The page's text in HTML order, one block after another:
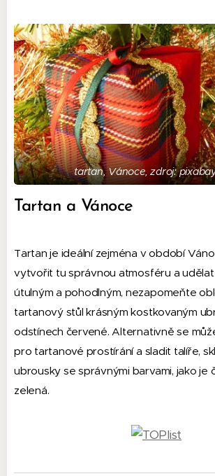
tartan, Vánoce, zdroj:
Tartan a Vánoce
Tartan je ideální zejména v období
vytvořit tu správnou atmosféru a
útulným a pohodlným, nezapomeňte
tartanový stůl krásným kostkovaným
odstínech červené. Alternativně se
pro tartanové prostírání a sladit talíře,
ubrousky se správnými barvami, jako je
zelená.